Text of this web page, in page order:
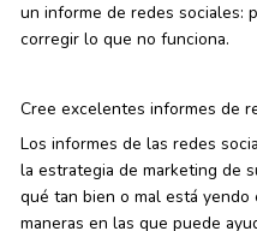
un informe de redes sociales:
corregir lo que no funciona.
Cree excelentes informes de
Los informes de las redes
la estrategia de marketing de
qué tan bien o mal está yendo
maneras en las que puede